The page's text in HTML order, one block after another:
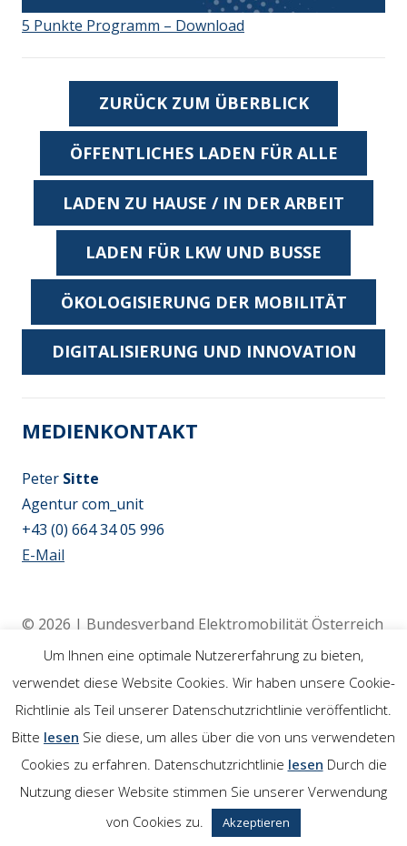
5 Punkte Programm – Download
ZURÜCK ZUM ÜBERBLICK
ÖFFENTLICHES LADEN FÜR ALLE
LADEN ZU HAUSE / IN DER ARBEIT
LADEN FÜR LKW UND BUSSE
ÖKOLOGISIERUNG DER MOBILITÄT
DIGITALISIERUNG UND INNOVATION
MEDIENKONTAKT
Peter Sitte
Agentur com_unit
+43 (0) 664 34 05 996
E-Mail
© 2026 | Bundesverband Elektromobilität Österreich
(BEÖ) | 4020 Linz
Rechtliches
Impressum
Um Ihnen eine optimale Nutzererfahrung zu bieten,
verwendet diese Website Cookies. Wir haben unsere Cookie-
Richtlinie als Teil unserer Datenschutzrichtlinie veröffentlicht.
Bitte lesen Sie diese, um alles über die von uns verwendeten
Cookies zu erfahren. Datenschutzrichtlinie lesen Durch die
Nutzung dieser Website stimmen Sie unserer Verwendung
von Cookies zu.
Akzeptieren